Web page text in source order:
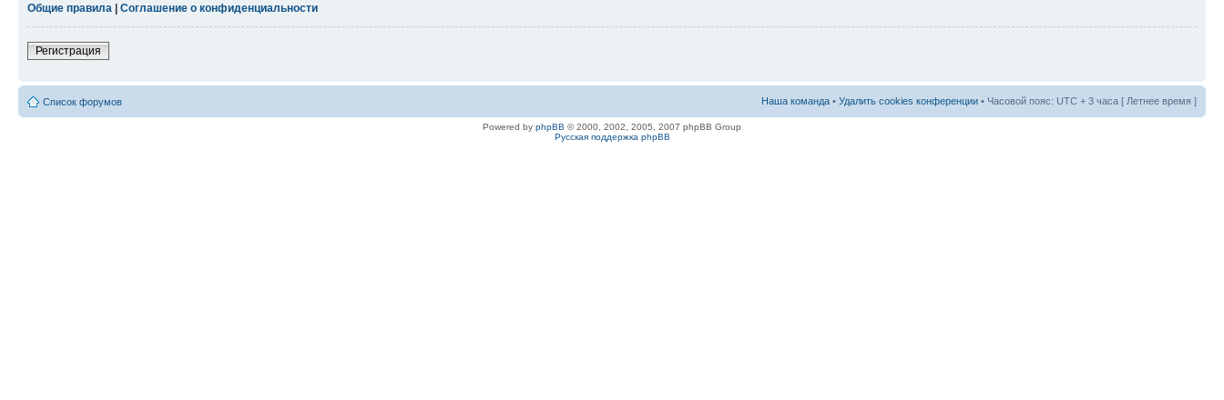
Общие правила | Соглашение о конфиденциальности
Регистрация
Список форумов Наша команда • Удалить cookies конференции • Часовой пояс: UTC + 3 часа [ Летнее время ]
Powered by phpBB © 2000, 2002, 2005, 2007 phpBB Group
Русская поддержка phpBB